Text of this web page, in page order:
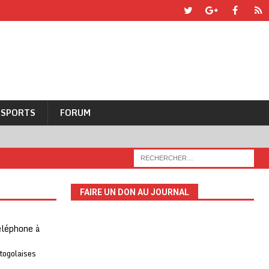
SPORTS FORUM
à
FAIRE UN DON AU JOURNAL